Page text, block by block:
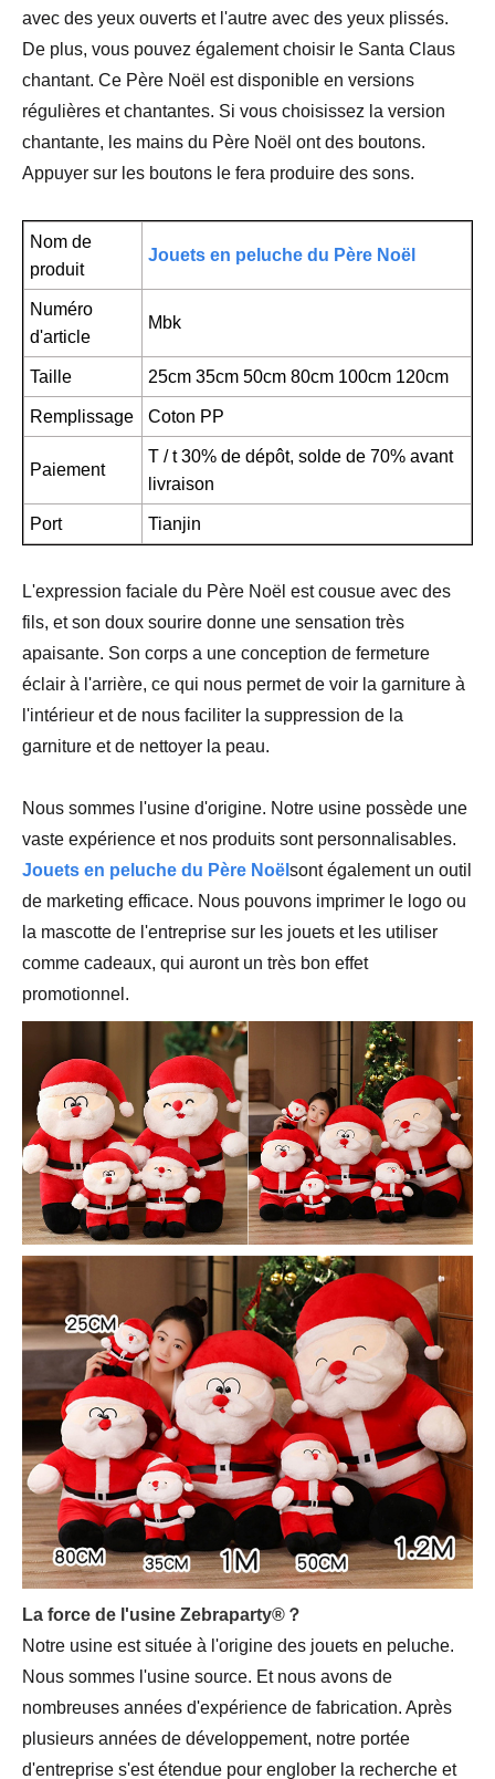
avec des yeux ouverts et l'autre avec des yeux plissés.
De plus, vous pouvez également choisir le Santa Claus
chantant. Ce Père Noël est disponible en versions
régulières et chantantes. Si vous choisissez la version
chantante, les mains du Père Noël ont des boutons.
Appuyer sur les boutons le fera produire des sons.
Nom de
produit
Jouets en peluche du Père Noël
Numéro
d'article
Mbk
Taille 25cm 35cm 50cm 80cm 100cm 120cm
Remplissage Coton PP
Paiement
T / t 30% de dépôt, solde de 70% avant
livraison
Port Tianjin
L'expression faciale du Père Noël est cousue avec des
fils, et son doux sourire donne une sensation très
apaisante. Son corps a une conception de fermeture
éclair à l'arrière, ce qui nous permet de voir la garniture à
l'intérieur et de nous faciliter la suppression de la
garniture et de nettoyer la peau.
Nous sommes l'usine d'origine. Notre usine possède une
vaste expérience et nos produits sont personnalisables.
Jouets en peluche du Père Noël sont également un outil
de marketing efficace. Nous pouvons imprimer le logo ou
la mascotte de l'entreprise sur les jouets et les utiliser
comme cadeaux, qui auront un très bon effet
promotionnel.
La force de l'usine Zebraparty®？
Notre usine est située à l'origine des jouets en peluche.
Nous sommes l'usine source. Et nous avons de
nombreuses années d'expérience de fabrication. Après
plusieurs années de développement, notre portée
d'entreprise s'est étendue pour englober la recherche et